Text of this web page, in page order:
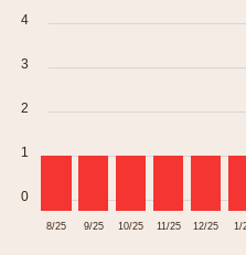
4
3
2
1
0
8/25 9/25 10/25 11/25 12/25 1/